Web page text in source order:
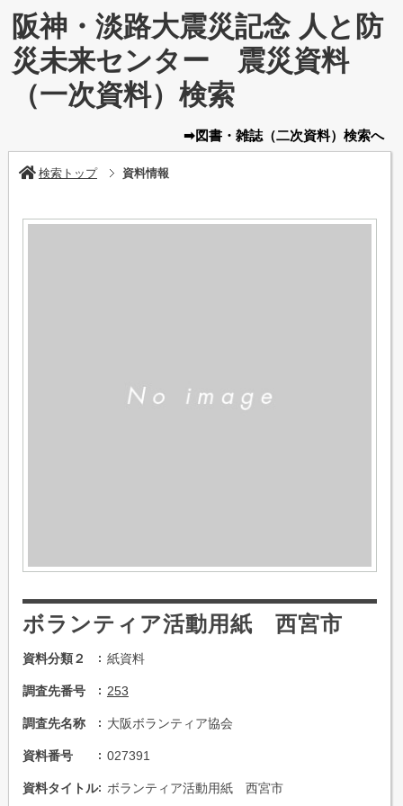
阪神・淡路大震災記念 人と防
災未来センター 震災資料
（一次資料）検索
➡図書・雑誌（二次資料） 検索へ
検索トップ 資料情報
ボランティア活動用紙 西宮市
資料分類２ 紙資料
調査先番号 253
調査先名称 大阪ボランティア協会
資料番号 027391
資料タイトル ボランティア活動用紙 西宮市